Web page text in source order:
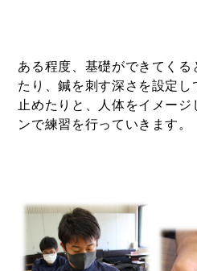
ある程度、基礎ができてくる
たり、鍼を刺す深さを設定
止めたりと、人体をイメー
ンで練習を行っていきます。